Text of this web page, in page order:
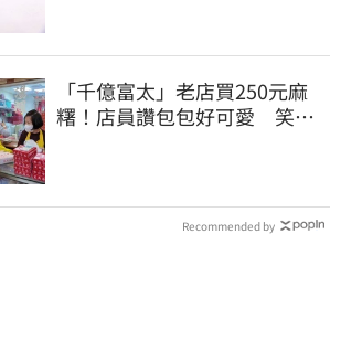
「千億富太」老店買250元麻
糬！店員讚包包好可愛 笑
Recommended by